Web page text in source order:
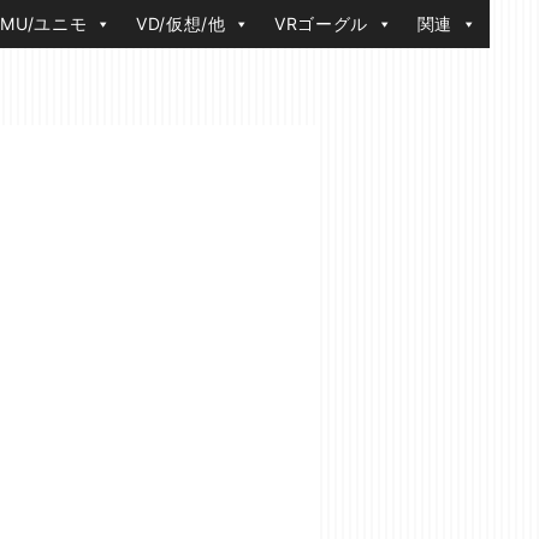
ユニモ VD/仮想/他 VRゴーグル 関連